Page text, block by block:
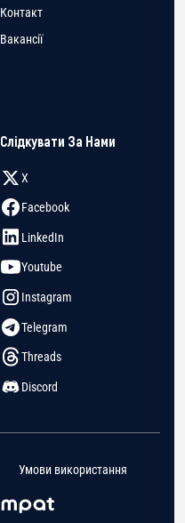
Контакт
Вакансії
Слідкувати За Нами
X
Facebook
LinkedIn
Youtube
Instagram
Telegram
Threads
Discord
Умови використання